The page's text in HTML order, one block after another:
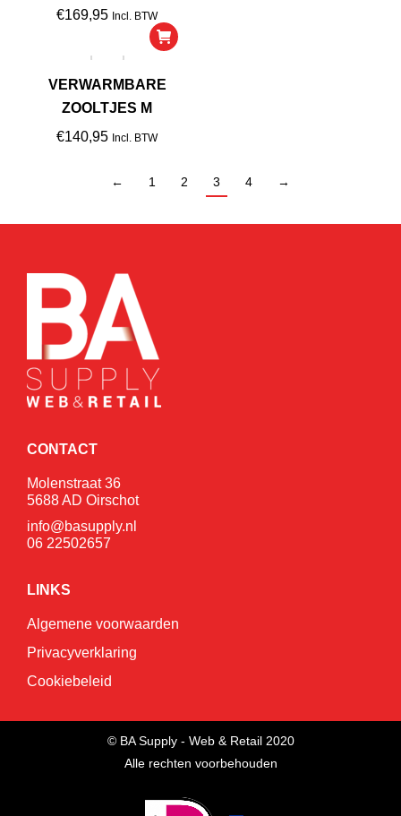
€169,95 Incl. BTW
VERWARMBARE
ZOOLTJES M
€140,95 Incl. BTW
← 1 2 3 4 →
CONTACT
Molenstraat 36
5688 AD Oirschot
info@basupply.nl
06 22502657
LINKS
Algemene voorwaarden
Privacyverklaring
Cookiebeleid
© BA Supply - Web & Retail 2020
Alle rechten voorbehouden